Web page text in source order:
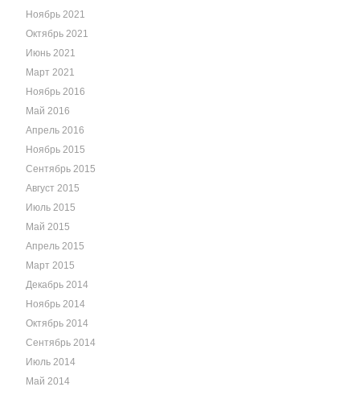
Ноябрь 2021
Октябрь 2021
Июнь 2021
Март 2021
Ноябрь 2016
Май 2016
Апрель 2016
Ноябрь 2015
Сентябрь 2015
Август 2015
Июль 2015
Май 2015
Апрель 2015
Март 2015
Декабрь 2014
Ноябрь 2014
Октябрь 2014
Сентябрь 2014
Июль 2014
Май 2014